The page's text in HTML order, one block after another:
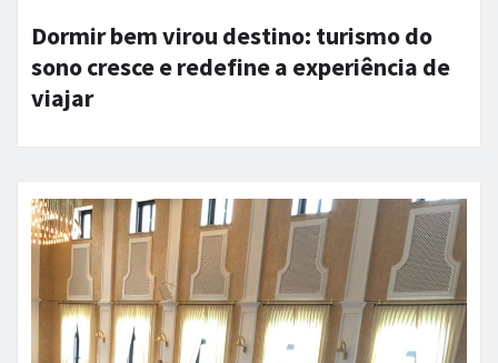
Dormir bem virou destino: turismo do
sono cresce e redefine a experiência de
viajar